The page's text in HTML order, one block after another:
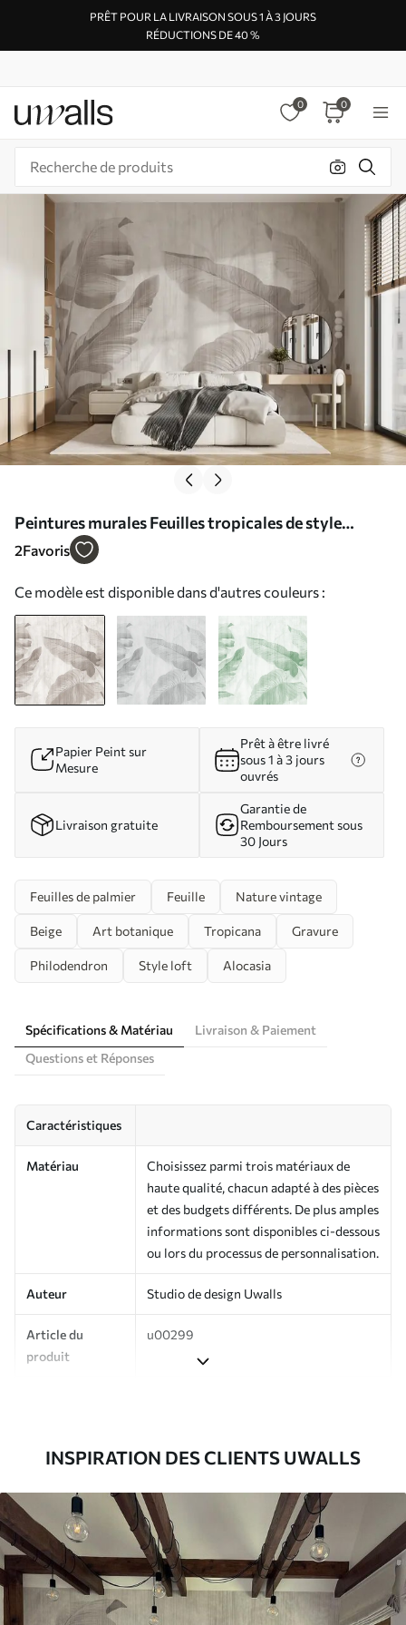
PRÊT POUR LA LIVRAISON SOUS 1 À 3 JOURS
RÉDUCTIONS DE 40 %
0 0
Peintures murales Feuilles tropicales de style
grunge Nr. u00299
2Favoris
Ce modèle est disponible dans d'autres couleurs :
Papier Peint sur
Mesure
Prêt à être livré
sous 1 à 3 jours
ouvrés
Livraison gratuite
Garantie de
Remboursement sous
30 Jours
Feuilles de palmier Feuille Nature vintage
Beige Art botanique Tropicana Gravure
Philodendron Style loft Alocasia
Spécifications & Matériau
Livraison & Paiement
Questions et Réponses
Caractéristiques
Matériau
Choisissez parmi trois matériaux de
haute qualité, chacun adapté à des pièces
et des budgets différents. De plus amples
informations sont disponibles ci-dessous
ou lors du processus de personnalisation.
Auteur Studio de design Uwalls
Article du
produit
u00299
rouleaux jusqu’à 50 cm de large.
Options
supplémentaires
Vernis protecteur et/ou colle pour
papier peint disponibles.
Entretien
Nettoyage doux avec une éponge. Les
papiers peints avec Vernis protecteur
être nettoyés à l’eau.
INSPIRATION DES CLIENTS UWALLS